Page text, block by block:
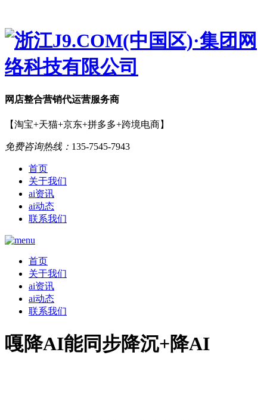
网店整合营销代运营服务商
【淘宝+天猫+京东+拼多多+跨境电商】
免费咨询热线： 135-7545-7943
首页
关于我们
ai资讯
ai动态
联系我们
首页
关于我们
ai资讯
ai动态
联系我们
嘎降AI能同步降沉+降AI